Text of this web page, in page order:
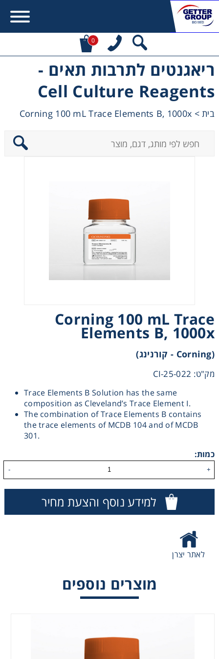
0
ריאגנטים לתרבות תאים -
Cell Culture Reagents
בית>
Corning 100 mL Trace Elements B, 1000x
Corning 100 mL Trace
Elements B, 1000x
(Corning - קורנינג)
מק"ט: 25-022-CI
Trace Elements B Solution has the same
composition as Cleveland’s Trace Element I.
The combination of Trace Elements B contains
the trace elements of MCDB 104 and of MCDB
301.
כמות:
+
-
למידע נוסף והצעת מחיר
לאתר יצרן
מוצרים נוספים
Error:Contact form not found.
מעונין לקבל הצעת מחיר או מידע עבור:
Instrumentation
Pumps
Shaking & Stirring
Storage
Thermometry
Washing
Chromatography
Lab Essentials
Filtration
Liquid Handling
Reagents & Kits